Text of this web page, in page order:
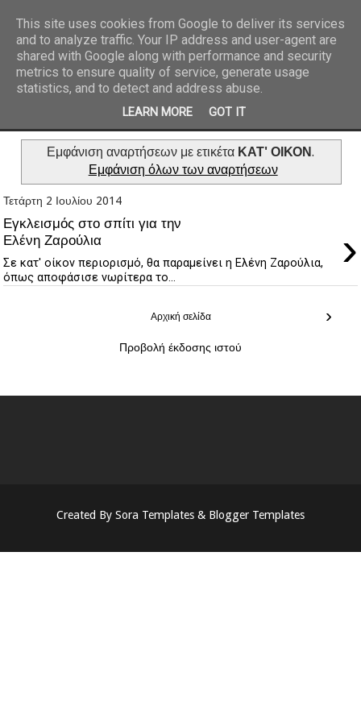
REPORTAZ NET
Εμφάνιση αναρτήσεων με ετικέτα ΚΑΤ' ΟΙΚΟΝ.
Εμφάνιση όλων των αναρτήσεων
Τετάρτη 2 Ιουλίου 2014
Εγκλεισμός στο σπίτι για την
Ελένη Ζαρούλια
›
Σε κατ' οίκον περιορισμό, θα παραμείνει η Ελένη Ζαρούλια,
όπως αποφάσισε νωρίτερα το...
›
Αρχική σελίδα
Προβολή έκδοσης ιστού
Created By Sora Templates & Blogger Templates
This site uses cookies from Google to deliver its services
and to analyze traffic. Your IP address and user-agent are
shared with Google along with performance and security
metrics to ensure quality of service, generate usage
statistics, and to detect and address abuse.
LEARN MORE GOT IT